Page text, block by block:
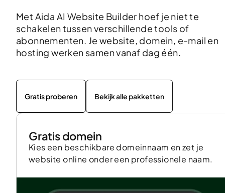
Met Aida AI Website Builder hoef je niet te
schakelen tussen verschillende tools of
abonnementen. Je website, domein, e-mail en
hosting werken samen vanaf dag één.
Gratis proberen Bekijk alle pakketten
Gratis domein
Kies een beschikbare domeinnaam en zet je
website online onder een professionele naam.